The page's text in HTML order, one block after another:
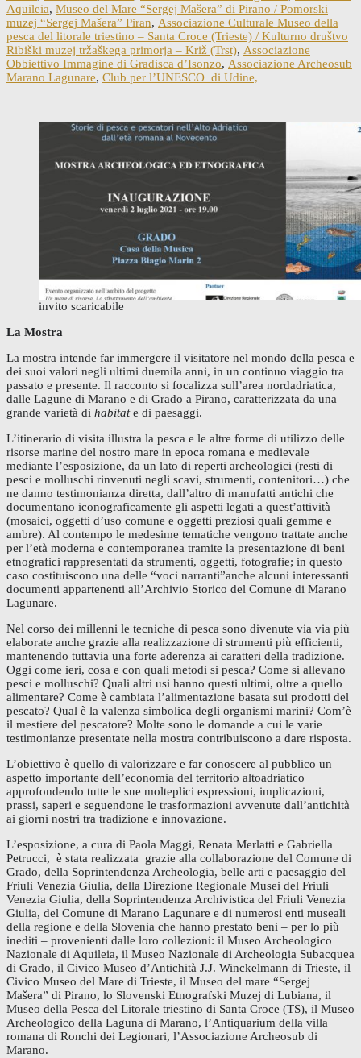
Aquileia, Museo del Mare “Sergej Mašera” di Pirano / Pomorski
muzej “Sergej Mašera” Piran, Associazione Culturale Museo della
pesca del litorale triestino – Santa Croce (Trieste) / Kulturno društvo
Ribiški muzej tržaškega primorja – Križ (Trst), Associazione
Obbiettivo Immagine di Gradisca d’Isonzo, Associazione Archeosub
Marano Lagunare, Club per l’UNESCO di Udine,
invito scaricabile
La Mostra
La mostra intende far immergere il visitatore nel mondo della pesca e
dei suoi valori negli ultimi duemila anni, in un continuo viaggio tra
passato e presente. Il racconto si focalizza sull’area nordadriatica,
dalle Lagune di Marano e di Grado a Pirano, caratterizzata da una
grande varietà di habitate di paesaggi.
L’itinerario di visita illustra la pesca e le altre forme di utilizzo delle
risorse marine del nostro mare in epoca romana e medievale
mediante l’esposizione, da un lato di reperti archeologici (resti di
pesci e molluschi rinvenuti negli scavi, strumenti, contenitori…) che
ne danno testimonianza diretta, dall’altro di manufatti antichi che
documentano iconograficamente gli aspetti legati a quest’attività
(mosaici, oggetti d’uso comune e oggetti preziosi quali gemme e
ambre). Al contempo le medesime tematiche vengono trattate anche
per l’età moderna e contemporanea tramite la presentazione di beni
etnografici rappresentati da strumenti, oggetti, fotografie; in questo
caso costituiscono una delle “voci narranti”anche alcuni interessanti
documenti appartenenti all’Archivio Storico del Comune di Marano
Lagunare.
Nel corso dei millenni le tecniche di pesca sono divenute via via più
elaborate anche grazie alla realizzazione di strumenti più efficienti,
mantenendo tuttavia una forte aderenza ai caratteri della tradizione.
Oggi come ieri, cosa e con quali metodi si pesca? Come si allevano
pesci e molluschi? Quali altri usi hanno questi ultimi, oltre a quello
alimentare? Come è cambiata l’alimentazione basata sui prodotti del
pescato? Qual è la valenza simbolica degli organismi marini? Com’è
il mestiere del pescatore? Molte sono le domande a cui le varie
testimonianze presentate nella mostra contribuiscono a dare risposta.
L’obiettivo è quello di valorizzare e far conoscere al pubblico un
aspetto importante dell’economia del territorio altoadriatico
approfondendo tutte le sue molteplici espressioni, implicazioni,
prassi, saperi e seguendone le trasformazioni avvenute dall’antichità
ai giorni nostri tra tradizione e innovazione.
L’esposizione, a cura di Paola Maggi, Renata Merlatti e Gabriella
Petrucci, è stata realizzata grazie alla collaborazione del Comune di
Grado, della Soprintendenza Archeologia, belle arti e paesaggio del
Friuli Venezia Giulia, della Direzione Regionale Musei del Friuli
Venezia Giulia, della Soprintendenza Archivistica del Friuli Venezia
Giulia, del Comune di Marano Lagunare e di numerosi enti museali
della regione e della Slovenia che hanno prestato beni – per lo più
inediti – provenienti dalle loro collezioni: il Museo Archeologico
Nazionale di Aquileia, il Museo Nazionale di Archeologia Subacquea
di Grado, il Civico Museo d’Antichità J.J. Winckelmann di Trieste, il
Civico Museo del Mare di Trieste, il Museo del mare “Sergej
Mašera” di Pirano, lo Slovenski Etnografski Muzej di Lubiana, il
Museo della Pesca del Litorale triestino di Santa Croce (TS), il Museo
Archeologico della Laguna di Marano, l’Antiquarium della villa
romana di Ronchi dei Legionari, l’Associazione Archeosub di
Marano.